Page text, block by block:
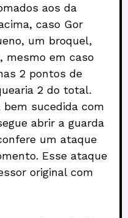
aos da
caso Gor
um broquel,
mesmo em caso
2 pontos de
2 do total.
bem sucedida com
abrir a guarda
um ataque
Esse ataque
original com